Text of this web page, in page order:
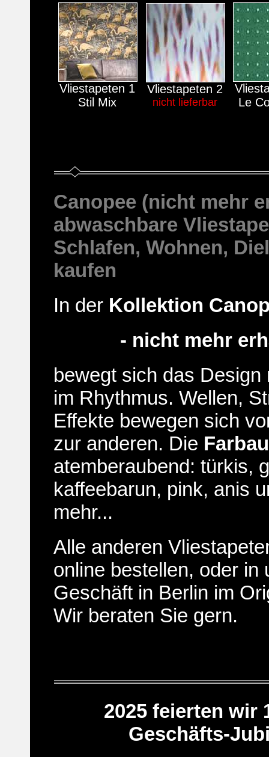
Vliestapeten 1
Stil Mix
Vliestapeten 2
nicht lieferbar
Le
Canopee (nicht mehr
abwaschbare
Schlafen, Wohnen,
kaufen
In der Kollektion
- nicht mehr
bewegt sich das Design
im Rhythmus. Wellen,
Effekte bewegen sich
zur anderen. Die
atemberaubend: türkis,
kaffeebarun, pink, anis
mehr...
Alle anderen
online bestellen, oder in
Geschäft in Berlin im
Wir beraten Sie gern.
2025 feierten wir
Geschäfts-